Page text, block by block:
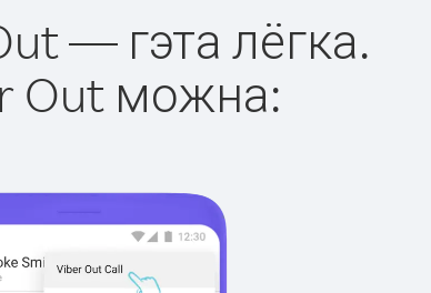
— гэта лёгка.
Out можна: